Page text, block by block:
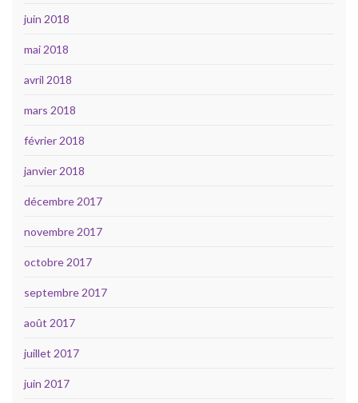
juin 2018
mai 2018
avril 2018
mars 2018
février 2018
janvier 2018
décembre 2017
novembre 2017
octobre 2017
septembre 2017
août 2017
juillet 2017
juin 2017